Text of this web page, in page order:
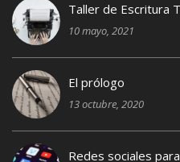
Taller de Escritura
10 mayo, 2021
El prólogo
13 octubre, 2020
Redes sociales